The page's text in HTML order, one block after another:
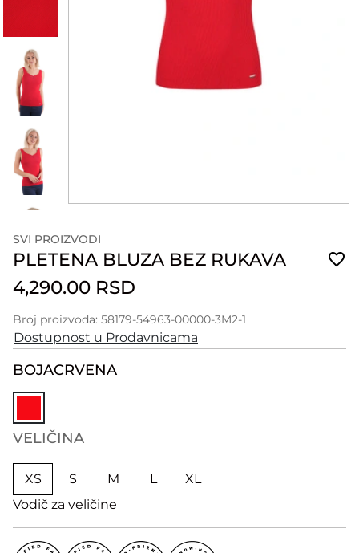
SVI PROIZVODI
PLETENA BLUZA BEZ RUKAVA
4,290.00 RSD
Broj proizvoda: 58179-54963-00000-3M2-1
Dostupnost u Prodavnicama
BOJACRVENA
VELIČINA
XS S M L
XL
Vodič za veličine